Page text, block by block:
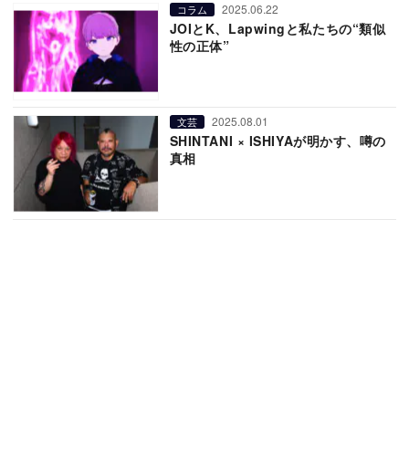
コラム 2025.06.22
JOIとK、Lapwingと私たちの“類似
性の正体”
文芸 2025.08.01
SHINTANI × ISHIYAが明かす、噂の
真相